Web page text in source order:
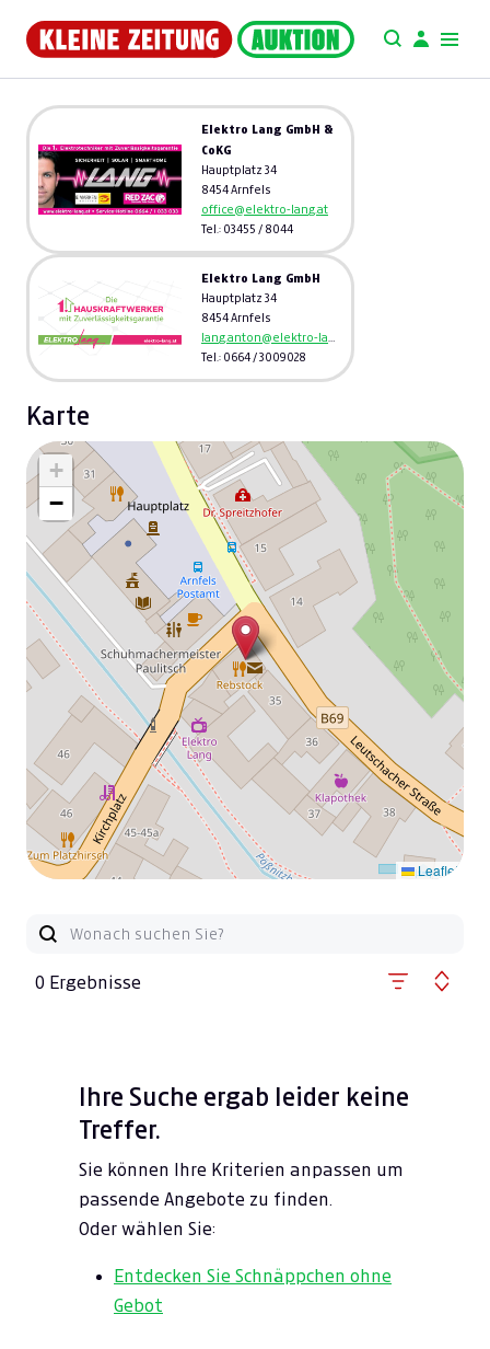
Elektro Lang GmbH &
CoKG
Hauptplatz 34
8454 Arnfels
office@elektro-lang.at
Tel.: 03455 / 8044
Elektro Lang GmbH
Hauptplatz 34
8454 Arnfels
Tel.: 0664 / 3009028
Karte
+
−
Leaflet
0 Ergebnisse
Ihre Suche ergab leider keine
Treffer.
Sie können Ihre Kriterien anpassen um
passende Angebote zu finden.
Oder wählen Sie:
Entdecken Sie Schnäppchen ohne
Gebot